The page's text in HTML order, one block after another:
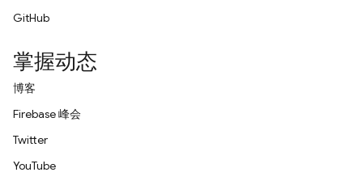
GitHub
掌握动态
博客
Firebase 峰会
Twitter
YouTube